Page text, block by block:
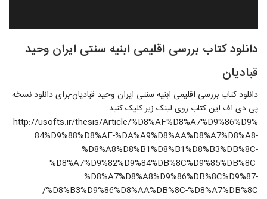
دانلود کتاب بررسی اقلیمی ابنیه سنتی ایران وحید
قبادیان
دانلود کتاب بررسی اقلیمی ابنیه سنتی ایران وحید قبادیان-برای دانلود نسخه
پی دی اف این کتاب روی لینک زیر کلیک کنید
http://usofts.ir/thesis/Article/%D8%AF%D8%A7%D9%86%D9%
84%D9%88%D8%AF-%DA%A9%D8%AA%D8%A7%D8%A8-
%D8%A8%D8%B1%D8%B1%D8%B3%DB%8C-
%D8%A7%D9%82%D9%84%DB%8C%D9%85%DB%8C-
%D8%A7%D8%A8%D9%86%DB%8C%D9%87-
%D8%B3%D9%86%D8%AA%DB%8C-%D8%A7%DB%8C/